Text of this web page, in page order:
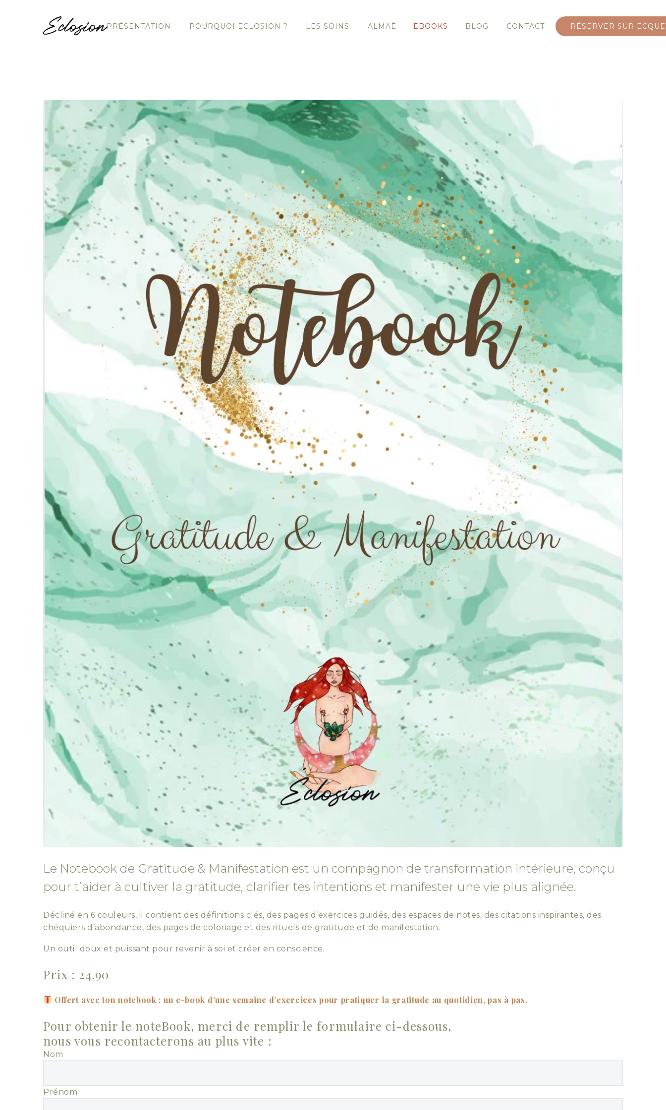
PRÉSENTATION POURQUOI ECLOSION ? LES SOINS ALMAÉ EBOOKS BLOG CONTACT RÉSERVER SUR
Le Notebook de Gratitude & Manifestation est un compagnon de transformation intérieure, conçu
pour t’aider à cultiver la gratitude, clarifier tes intentions et manifester une vie plus alignée.
Décliné en 6 couleurs, il contient des définitions clés, des pages d’exercices guidés, des espaces de notes, des citations inspirantes, des
chéquiers d’abondance, des pages de coloriage et des rituels de gratitude et de manifestation.
Un outil doux et puissant pour revenir à soi et créer en conscience.
Prix : 24,90
Offert avec ton notebook : un e-book d’une semaine d’exercices pour pratiquer la gratitude au quotidien, pas à pas.
Pour obtenir le noteBook, merci de remplir le formulaire ci-dessous,
nous vous recontacterons au plus vite :
Nom
Prénom